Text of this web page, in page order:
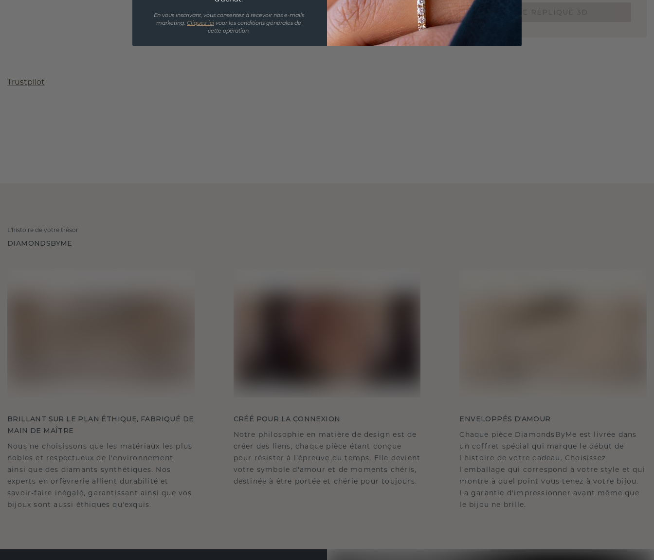
COMMANDEZ UNE RÉPLIQUE 3D
Trustpilot
L'histoire de votre trésor
DIAMONDSBYME
BRILLANT SUR LE PLAN ÉTHIQUE, FABRIQUÉ DE
MAIN DE MAÎTRE
Nous ne choisissons que les matériaux les plus
nobles et respectueux de l'environnement,
ainsi que des diamants synthétiques. Nos
experts en orfèvrerie allient durabilité et
savoir-faire inégalé, garantissant ainsi que vos
bijoux sont aussi éthiques qu'exquis.
CRÉÉ POUR LA CONNEXION
Notre philosophie en matière de design est de
créer des liens, chaque pièce étant conçue
pour résister à l'épreuve du temps. Elle devient
votre symbole d'amour et de moments chéris,
destinée à être portée et chérie pour toujours.
ENVELOPPÉS D'AMOUR
Chaque pièce DiamondsByMe est livrée dans
un coffret spécial qui marque le début de
l'histoire de votre cadeau. Choisissez
l'emballage qui correspond à votre style et qui
montre à quel point vous tenez à votre bijou.
La garantie d'impressionner avant même que
le bijou ne brille.
En vous inscrivant, vous consentez à recevoir nos e-mails
marketing. Cliquez ici voor les conditions générales de
cette opération.